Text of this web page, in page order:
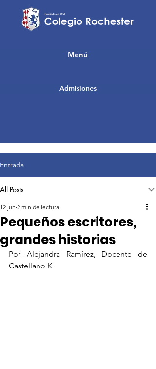
Admisiones
Menú
Entrada
All Posts
Pequeños escritores,
grandes historias
12 jun 2 min de lectura
Por Alejandra Ramírez, Docente de
Castellano K